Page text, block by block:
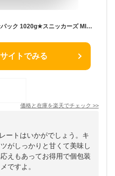
★SNICKERS ミニチュア 大容量パック 1020g★スニッカーズ MINIS チョコレート キャラメルヌガー ピーナッツ お得用 業務用 個包装 お菓子 配布用 海外チョコレートバー スナック
イトでみる
価格と在庫を楽天でチェック >>
ートはいかがでしょう。キ
がしっかりと甘くて美味し
えもあってお得用で個包装
ですよ。